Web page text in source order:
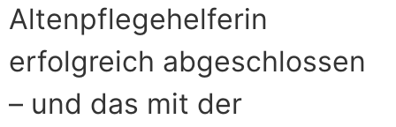
Altenpflegehelferin
erfolgreich abgeschlossen
– und das mit der